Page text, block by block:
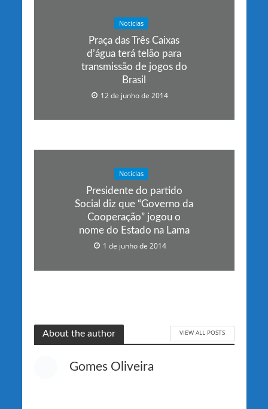
Noticias
Praça das Três Caixas
d’água terá telão para
transmissão de jogos do
Brasil
12 de junho de 2014
Noticias
Presidente do partido
Social diz que “Governo da
Cooperação” jogou o
nome do Estado na Lama
1 de junho de 2014
About the author VIEW ALL POSTS
Gomes Oliveira